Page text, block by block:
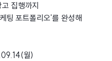
집행까지
팅 포트폴리오'를 완성해
월)